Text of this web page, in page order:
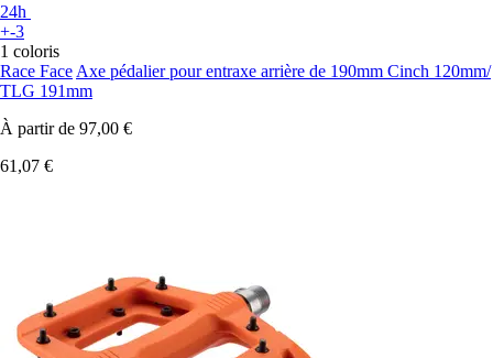
24h
+-3
1 coloris
Race Face Axe pédalier pour entraxe arrière de 190mm Cinch 120mm/
TLG 191mm
À partir de 97,00 €
61,07 €